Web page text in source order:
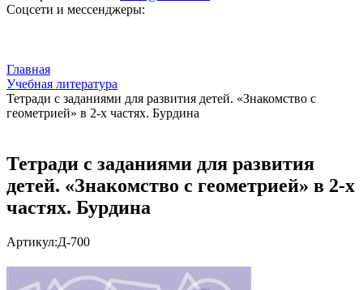
Соцсети и мессенджеры:
Главная
Учебная литература
Тетради с заданиями для развития детей. «Знакомство с
геометрией» в 2-х частях. Бурдина
Тетради с заданиями для развития
детей. «Знакомство с геометрией» в 2-х
частях. Бурдина
Артикул:Д-700